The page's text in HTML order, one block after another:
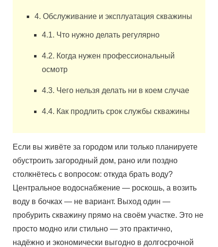
4. Обслуживание и эксплуатация скважины
4.1. Что нужно делать регулярно
4.2. Когда нужен профессиональный
осмотр
4.3. Чего нельзя делать ни в коем случае
4.4. Как продлить срок службы скважины
Если вы живёте за городом или только планируете
обустроить загородный дом, рано или поздно
столкнётесь с вопросом: откуда брать воду?
Центральное водоснабжение — роскошь, а возить
воду в бочках — не вариант. Выход один —
пробурить скважину прямо на своём участке. Это не
просто модно или стильно — это практично,
надёжно и экономически выгодно в долгосрочной